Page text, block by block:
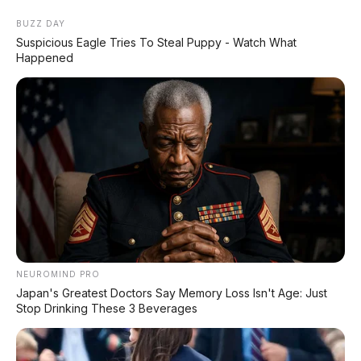
Home Cherry Tiggo V»mobil hybrid Review Mobil »
SUV Bisa Berubah Jadi Pickup! Chery
Tiggo V 2027 Mobil Keluarga 3-in-1
Paling Multifungsi
BUZZ DAY
Suspicious Eagle Tries To Steal Puppy - Watch What
Happened
NEUROMIND PRO
Japan's Greatest Doctors Say Memory Loss Isn't Age: Just
Stop Drinking These 3 Beverages